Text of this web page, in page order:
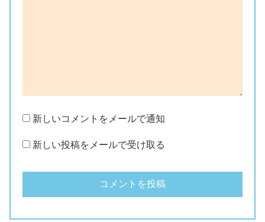
新しいコメントをメールで通知
新しい投稿をメールで受け取る